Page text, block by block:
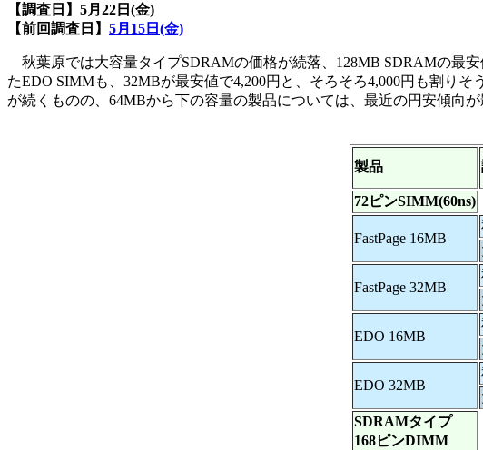
【調査日】5月22日(金)
【前回調査日】 5月15日(金)
秋葉原では大容量タイプSDRAMの価格が続落、128MB SDRAMの最
たEDO SIMMも、32MBが最安値で4,200円と、そろそろ4,000円も割り
が続くものの、64MBから下の容量の製品については、最近の円安傾向
製品
72ピンSIMM(60ns)
FastPage 16MB
FastPage 32MB
EDO 16MB
EDO 32MB
SDRAMタイプ
168ピンDIMM